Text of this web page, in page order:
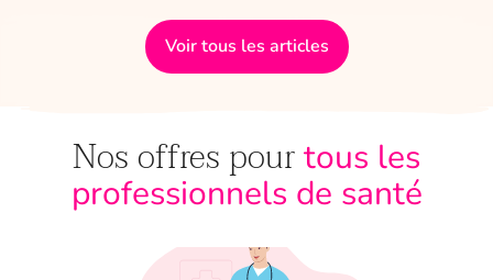
Voir tous les articles
Nos offres pourtous les
professionnels de santé